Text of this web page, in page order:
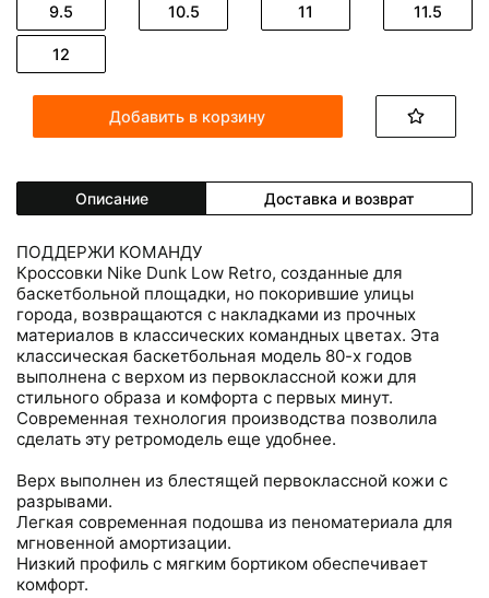
9.5 10.5 11 11.5
12
Добавить в корзину
Описание Доставка и возврат
ПОДДЕРЖИ КОМАНДУ
Кроссовки Nike Dunk Low Retro, созданные для
баскетбольной площадки, но покорившие улицы
города, возвращаются с накладками из прочных
материалов в классических командных цветах. Эта
классическая баскетбольная модель 80-х годов
выполнена с верхом из первоклассной кожи для
стильного образа и комфорта с первых минут.
Современная технология производства позволила
сделать эту ретромодель еще удобнее.
Верх выполнен из блестящей первоклассной кожи с
разрывами.
Легкая современная подошва из пеноматериала для
мгновенной амортизации.
Низкий профиль с мягким бортиком обеспечивает
комфорт.